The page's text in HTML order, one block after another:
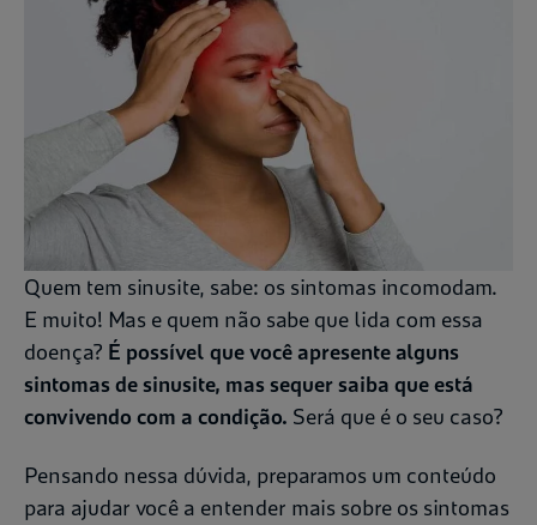
Quem tem sinusite, sabe: os sintomas incomodam.
E muito! Mas e quem não sabe que lida com essa
doença? É possível que você apresente alguns
sintomas de sinusite, mas sequer saiba que está
convivendo com a condição. Será que é o seu caso?
Pensando nessa dúvida, preparamos um conteúdo
para ajudar você a entender mais sobre os sintomas